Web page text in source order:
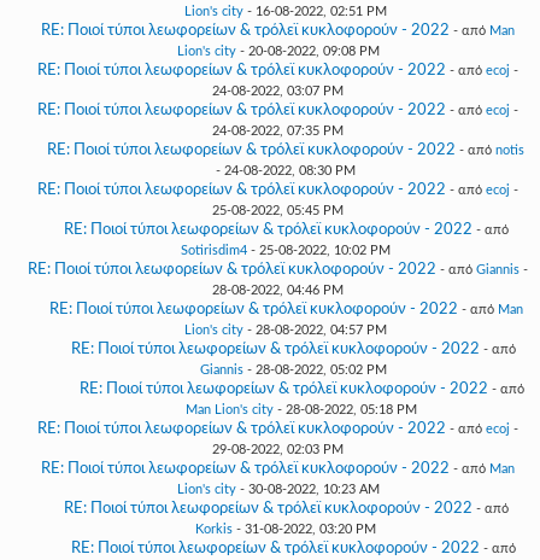
Lion's city - 16-08-2022, 02:51 PM
RE: Ποιοί τύποι λεωφορείων & τρόλεϊ κυκλοφορούν - 2022 - από Man
Lion's city- 20-08-2022, 09:08 PM
RE: Ποιοί τύποι λεωφορείων & τρόλεϊ κυκλοφορούν - 2022 - από ecoj -
24-08-2022, 03:07 PM
RE: Ποιοί τύποι λεωφορείων & τρόλεϊ κυκλοφορούν - 2022 - από ecoj -
24-08-2022, 07:35 PM
RE: Ποιοί τύποι λεωφορείων & τρόλεϊ κυκλοφορούν - 2022 - από notis
- 24-08-2022, 08:30 PM
RE: Ποιοί τύποι λεωφορείων & τρόλεϊ κυκλοφορούν - 2022 - από ecoj -
25-08-2022, 05:45 PM
RE: Ποιοί τύποι λεωφορείων & τρόλεϊ κυκλοφορούν - 2022 - από
Sotirisdim4 - 25-08-2022, 10:02 PM
RE: Ποιοί τύποι λεωφορείων & τρόλεϊ κυκλοφορούν - 2022 - από Giannis -
28-08-2022, 04:46 PM
RE: Ποιοί τύποι λεωφορείων & τρόλεϊ κυκλοφορούν - 2022 - από Man
Lion's city - 28-08-2022, 04:57 PM
RE: Ποιοί τύποι λεωφορείων & τρόλεϊ κυκλοφορούν - 2022 - από
Giannis - 28-08-2022, 05:02 PM
RE: Ποιοί τύποι λεωφορείων & τρόλεϊ κυκλοφορούν - 2022 - από
Man Lion's city - 28-08-2022, 05:18 PM
RE: Ποιοί τύποι λεωφορείων & τρόλεϊ κυκλοφορούν - 2022 - από ecoj -
29-08-2022, 02:03 PM
RE: Ποιοί τύποι λεωφορείων & τρόλεϊ κυκλοφορούν - 2022 - από Man
Lion's city- 30-08-2022, 10:23 AM
RE: Ποιοί τύποι λεωφορείων & τρόλεϊ κυκλοφορούν - 2022 - από
Korkis - 31-08-2022, 03:20 PM
RE: Ποιοί τύποι λεωφορείων & τρόλεϊ κυκλοφορούν - 2022 - από